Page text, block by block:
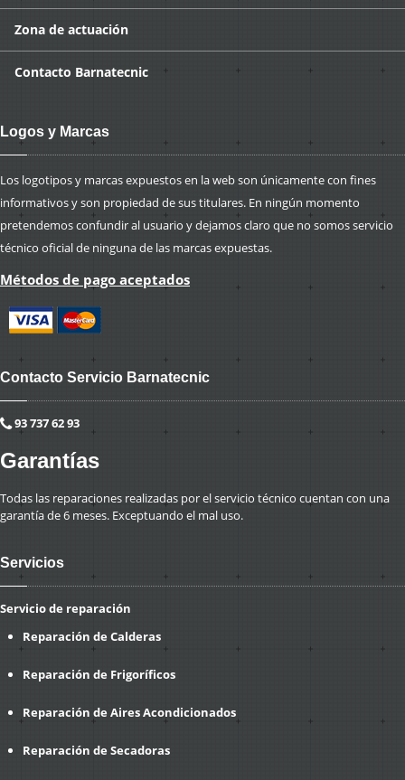
Zona de actuación
Contacto Barnatecnic
Logos y Marcas
Los logotipos y marcas expuestos en la web son únicamente con fines
informativos y son propiedad de sus titulares. En ningún momento
pretendemos confundir al usuario y dejamos claro que no somos servicio
técnico oficial de ninguna de las marcas expuestas.
Métodos de pago aceptados
Contacto Servicio Barnatecnic
93 737 62 93
Garantías
Todas las reparaciones realizadas por el servicio técnico cuentan con una
garantía de 6 meses. Exceptuando el mal uso.
Servicios
Servicio de reparación
Reparación de Calderas
Reparación de Frigoríficos
Reparación de Aires Acondicionados
Reparación de Secadoras